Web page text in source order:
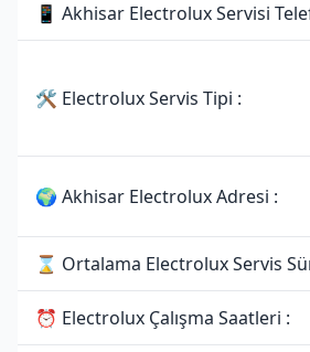
📱 Akhisar Electrolux Servisi
🛠 Electrolux Servis Tipi :
🌍 Akhisar Electrolux Adresi :
⌛ Ortalama Electrolux Servis
⏰ Electrolux Çalışma Saatleri :